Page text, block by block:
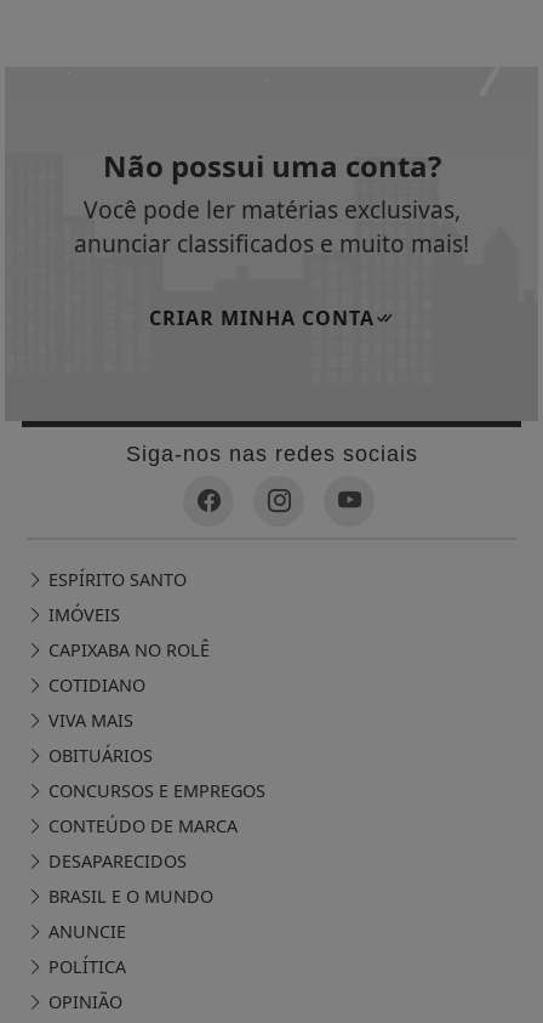
Não possui uma conta?
Você pode ler matérias exclusivas,
anunciar classificados e muito mais!
CRIAR MINHA CONTA
Siga-nos nas redes sociais
ESPÍRITO SANTO
IMÓVEIS
CAPIXABA NO ROLÊ
COTIDIANO
VIVA MAIS
OBITUÁRIOS
CONCURSOS E EMPREGOS
CONTEÚDO DE MARCA
DESAPARECIDOS
BRASIL E O MUNDO
ANUNCIE
POLÍTICA
OPINIÃO